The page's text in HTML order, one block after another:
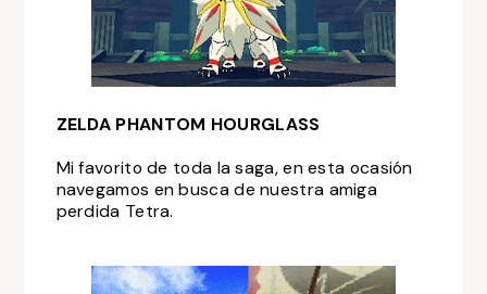
ZELDA PHANTOM HOURGLASS
Mi favorito de toda la saga, en esta ocasión
navegamos en busca de nuestra amiga
perdida Tetra.